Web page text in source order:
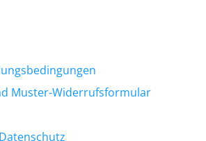
Muster-Widerrufsformular